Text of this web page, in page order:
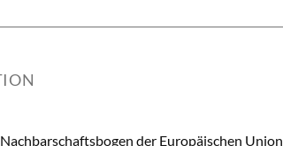
der Europäischen